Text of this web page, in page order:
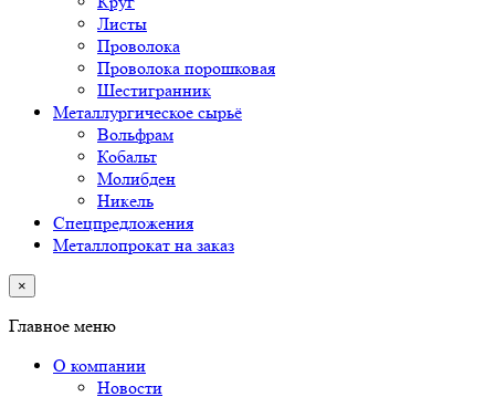
Листы
Проволока
Проволока порошковая
Шестигранник
Металлургическое сырьё
Вольфрам
Кобальт
Молибден
Никель
Спецпредложения
Металлопрокат на заказ
×
Главное меню
О компании
Новости